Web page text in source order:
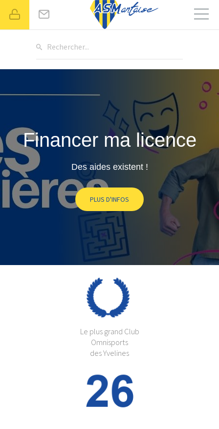
Rechercher...
Financer ma licence
Des aides existent !
PLUS D'INFOS
Le plus grand Club
Omnisports
des Yvelines